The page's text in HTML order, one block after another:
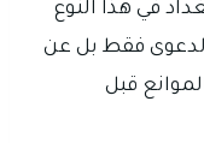
في هذا النوع
فقط بل عن
قبل